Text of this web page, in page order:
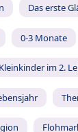
Das erste
0-3 Monate
Kleinkinder im 2.